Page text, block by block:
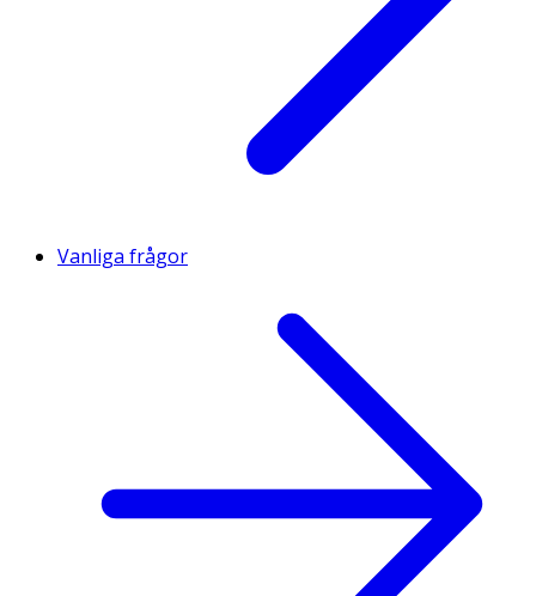
Vanliga frågor